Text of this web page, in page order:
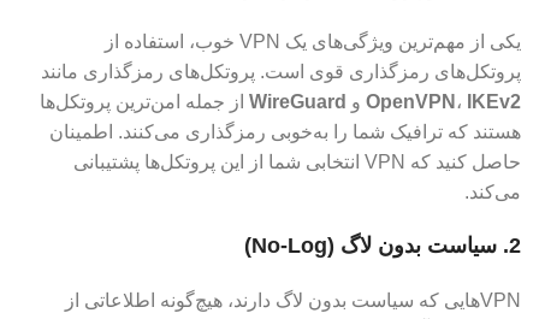
یکی از مهم‌ترین ویژگی‌های یک VPN خوب، استفاده از
پروتکل‌های رمزگذاری قوی است. پروتکل‌های رمزگذاری مانند
OpenVPN ، IKEv2 و WireGuard از جمله امن‌ترین پروتکل‌ها
هستند که ترافیک شما را به‌خوبی رمزگذاری می‌کنند. اطمینان
حاصل کنید که VPN انتخابی شما از این پروتکل‌ها پشتیبانی
می‌کند.
2. سیاست بدون لاگ (No-Log)
VPN‌هایی که سیاست بدون لاگ دارند، هیچ‌گونه اطلاعاتی از